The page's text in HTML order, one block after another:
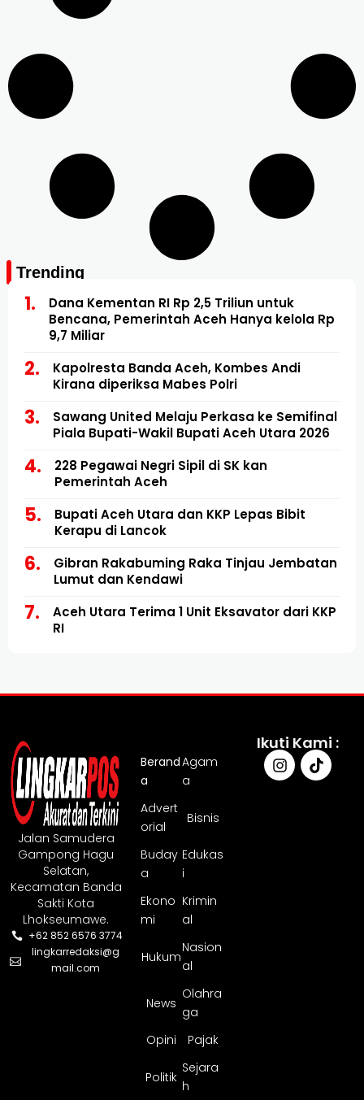
Trending
Dana Kementan RI Rp 2,5 Triliun untuk
Bencana, Pemerintah Aceh Hanya kelola Rp
9,7 Miliar
Kapolresta Banda Aceh, Kombes Andi
Kirana diperiksa Mabes Polri
Sawang United Melaju Perkasa ke Semifinal
Piala Bupati-Wakil Bupati Aceh Utara 2026
228 Pegawai Negri Sipil di SK kan
Pemerintah Aceh
Bupati Aceh Utara dan KKP Lepas Bibit
Kerapu di Lancok
Gibran Rakabuming Raka Tinjau Jembatan
Lumut dan Kendawi
Aceh Utara Terima 1 Unit Eksavator dari KKP
RI
Jalan Samudera
Gampong Hagu
Selatan,
Kecamatan Banda
Sakti Kota
Lhokseumawe.
+62 852 6576 3774
lingkarredaksi@g
mail.com
Berand
a
Agam
a
Advert
orial
Bisnis
Buday
a
Edukas
i
Ekono
mi
Krimin
al
Hukum
Nasion
al
News
Olahra
ga
Opini
Pajak
Politik
Sejara
h
Ikuti Kami :